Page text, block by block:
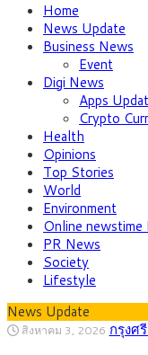
Home
News Update
Business News
Event
Digi News
Apps
Crypto
Health
Opinions
Top Stories
World
Environment
Online newstime
PR News
Society
Lifestyle
News Update
สิงหาคม 3, 2026 กรุงศ